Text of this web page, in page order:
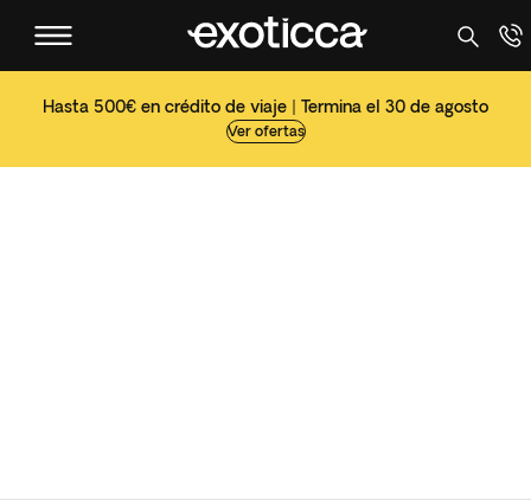
Hasta 500€ en crédito de viaje | Termina el 30 de agosto
Ver ofertas